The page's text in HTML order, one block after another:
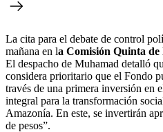
La cita para el debate de control
mañana en la Comisión Quinta de
El despacho de Muhamad detalló
considera prioritario que el Fondo
través de una primera inversión en
integral para la transformación
Amazonía. En este, se invertirán
de pesos”.